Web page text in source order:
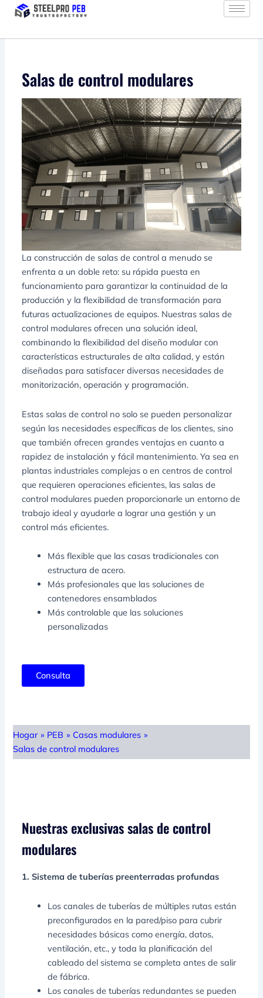
Salas de control modulares
La construcción de salas de control a menudo se
enfrenta a un doble reto: su rápida puesta en
funcionamiento para garantizar la continuidad de la
producción y la flexibilidad de transformación para
futuras actualizaciones de equipos. Nuestras salas de
control modulares ofrecen una solución ideal,
combinando la flexibilidad del diseño modular con
características estructurales de alta calidad, y están
diseñadas para satisfacer diversas necesidades de
monitorización, operación y programación.
Estas salas de control no solo se pueden personalizar
según las necesidades específicas de los clientes, sino
que también ofrecen grandes ventajas en cuanto a
rapidez de instalación y fácil mantenimiento. Ya sea en
plantas industriales complejas o en centros de control
que requieren operaciones eficientes, las salas de
control modulares pueden proporcionarle un entorno de
trabajo ideal y ayudarle a lograr una gestión y un
control más eficientes.
Más flexible que las casas tradicionales con
estructura de acero.
Más profesionales que las soluciones de
contenedores ensamblados
Más controlable que las soluciones
personalizadas
Consulta
Hogar » PEB » Casas modulares »
Salas de control modulares
Nuestras exclusivas salas de control
modulares
1. Sistema de tuberías preenterradas profundas
Los canales de tuberías de múltiples rutas están
preconfigurados en la pared/piso para cubrir
necesidades básicas como energía, datos,
ventilación, etc., y toda la planificación del
cableado del sistema se completa antes de salir
de fábrica.
Los canales de tuberías redundantes se pueden